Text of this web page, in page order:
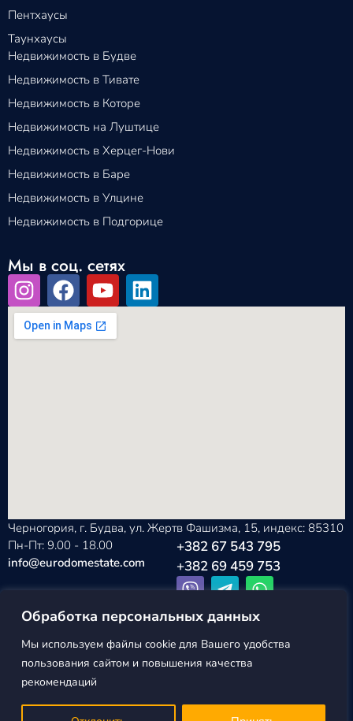
Обработка персональных данных
Мы используем файлы cookie для Вашего удобства
пользования сайтом и повышения качества
рекомендаций
Пентхаусы
Таунхаусы
Недвижимость в Будве
Недвижимость в Тивате
Недвижимость в Которе
Недвижимость на Луштице
Недвижимость в Херцег-Нови
Недвижимость в Баре
Недвижимость в Улцине
Недвижимость в Подгорице
Мы в соц. сетях
Черногория, г. Будва, ул. Жертв Фашизма, 15, индекс: 85310
Пн-Пт: 9.00 - 18.00
info@eurodomestate.com
+382 67 543 795
+382 69 459 753
EURODOM
ESTATE ©2026
Политика конфиденциальности
Пользовательское соглашение